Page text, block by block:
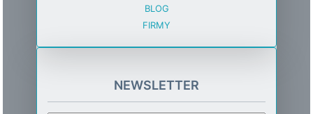
BLOG
FIRMY
NEWSLETTER